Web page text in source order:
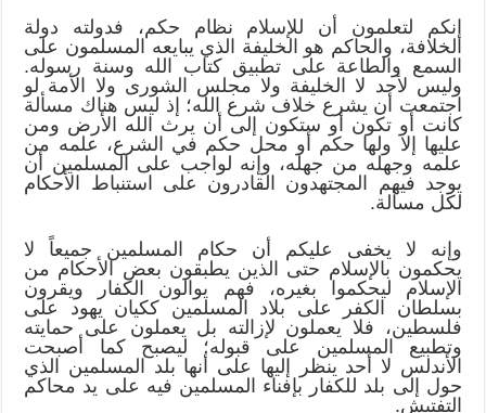
إنكم لتعلمون أن للإسلام نظام حكم، فدولته دولة
الخلافة، والحاكم هو الخليفة الذي يبايعه المسلمون على
السمع والطاعة على تطبيق كتاب الله وسنة رسوله.
وليس لأحد لا الخليفة ولا مجلس الشورى ولا الأمة لو
اجتمعت أن يشرع خلاف شرع الله؛ إذ ليس هناك مسألة
كانت أو تكون أو ستكون إلى أن يرث الله الأرض ومن
عليها إلا ولها حكم أو محل حكم في الشرع، علمه من
علمه وجهله من جهله، وإنه لواجب على المسلمين أن
يوجد فيهم المجتهدون القادرون على استنباط الأحكام
لكل مسألة.
وإنه لا يخفى عليكم أن حكام المسلمين جميعاً لا
يحكمون بالإسلام حتى الذين يطبقون بعض الأحكام من
الإسلام ليحكموا بغيره، فهم يوالون الكفار ويقرون
بسلطان الكفر على بلاد المسلمين ككيان يهود على
فلسطين، فلا يعملون لإزالته بل يعملون على حمايته
وتطبيع المسلمين على قبوله؛ ليصبح كما أصبحت
الأندلس لا أحد ينظر إليها على أنها بلد المسلمين الذي
حول إلى بلد للكفار بإفناء المسلمين فيه على يد محاكم
التفتيش.